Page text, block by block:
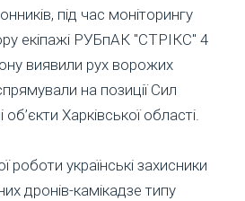
під час моніторингу
екіпажі РУБпАК "СТРІКС" 4
виявили рух ворожих
на позиції Сил
Харківської області.
роботи українські захисники
дронів-камікадзе типу